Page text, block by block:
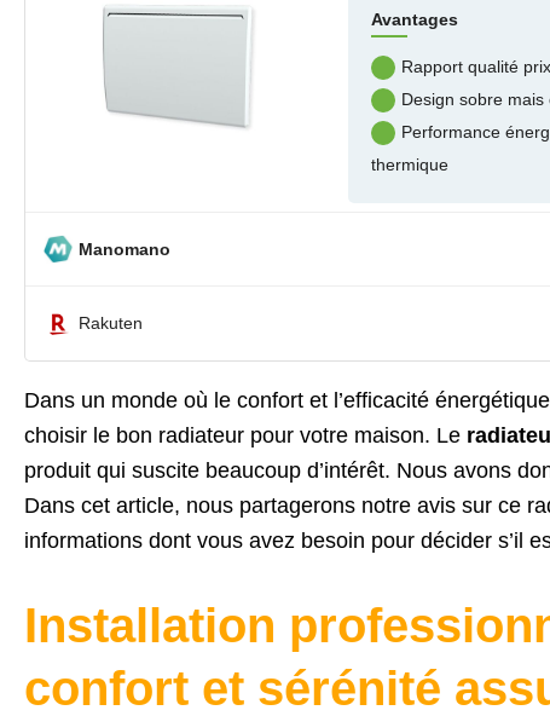
Avantages
Rapport qualité prix
Design sobre mais
Performance
thermique
Manomano
Rakuten
Dans un monde où le confort et l’efficacité
choisir le bon radiateur pour votre maison. Le
produit qui suscite beaucoup d’intérêt. Nous avons
Dans cet article, nous partagerons notre avis sur ce
informations dont vous avez besoin pour décider s’il
Installation
confort et sérénité